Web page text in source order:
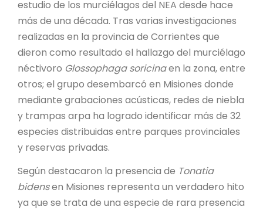
estudio de los murciélagos del NEA desde hace
más de una década. Tras varias investigaciones
realizadas en la provincia de Corrientes que
dieron como resultado el hallazgo del murciélago
néctivoro Glossophaga soricinaen la zona, entre
otros; el grupo desembarcó en Misiones donde
mediante grabaciones acústicas, redes de niebla
y trampas arpa ha logrado identificar más de 32
especies distribuidas entre parques provinciales
y reservas privadas.
Según destacaron la presencia de Tonatia
bidensen Misiones representa un verdadero hito
ya que se trata de una especie de rara presencia